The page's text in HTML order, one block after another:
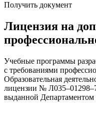
Получить документ
Лицензия на
Учебные программы
с требованиями
Образовательная
лицензии №
выданной Департаментом